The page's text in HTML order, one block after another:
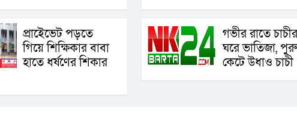
প্রাইেভেট পড়তে
গিয়ে শিক্ষিকার বাবা
হাতে ধর্ষণের শিকার
গভীর রাতে চাচীর
ঘরে ভাতিজা,
কেটে উধাও চাচী